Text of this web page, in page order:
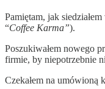
Pamiętam, jak
“Coffee Karma”).
Poszukiwałem nowego
firmie, by niepotrzebnie
Czekałem na umówioną